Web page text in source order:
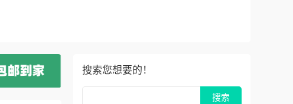
搜索您想要的！